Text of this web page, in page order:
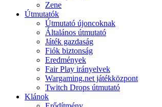
Zene
Útmutatók
Útmutató újoncoknak
Általános útmutató
Játék gazdaság
Fiók biztonság
Eredmények
Fair Play irányelvek
Wargaming.net játékközpont
Twitch Drops útmutató
Klánok